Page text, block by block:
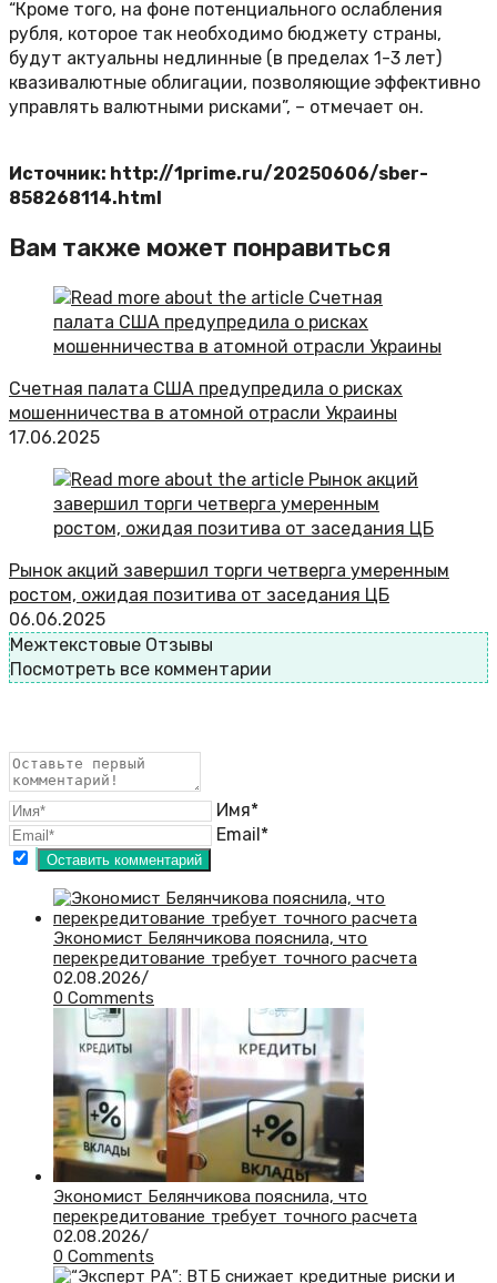
“Кроме того, на фоне потенциального ослабления
рубля, которое так необходимо бюджету страны,
будут актуальны недлинные (в пределах 1-3 лет)
квазивалютные облигации, позволяющие эффективно
управлять валютными рисками”, – отмечает он.
Источник: http://1prime.ru/20250606/sber-
858268114.html
Вам также может понравиться
Счетная палата США предупредила о рисках
мошенничества в атомной отрасли Украины
17.06.2025
Рынок акций завершил торги четверга умеренным
ростом, ожидая позитива от заседания ЦБ
06.06.2025
Межтекстовые Отзывы
Посмотреть все комментарии
Имя*
Email*
Экономист Белянчикова пояснила, что
перекредитование требует точного расчета
02.08.2026/
0 Comments
Экономист Белянчикова пояснила, что
перекредитование требует точного расчета
02.08.2026/
0 Comments